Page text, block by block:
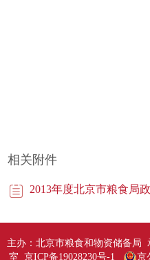
相关附件
2013年度北京市粮食局
主办：北京市粮食和物资储备局
室 京ICP备19028230号-1
京